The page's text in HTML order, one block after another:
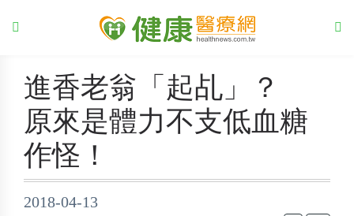
進香老翁「起乩」？
原來是體力不支低血糖
作怪！
2018-04-13